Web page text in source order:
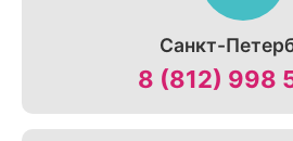
Санкт-
8 (812) 998